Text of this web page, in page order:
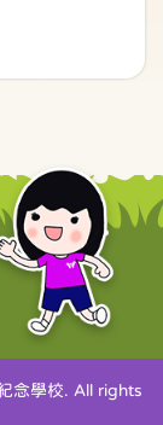
念學校. All rights